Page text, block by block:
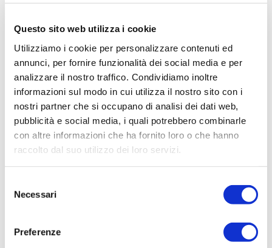
Questo sito web utilizza i cookie
Utilizziamo i cookie per personalizzare contenuti ed
annunci, per fornire funzionalità dei social media e per
analizzare il nostro traffico. Condividiamo inoltre
informazioni sul modo in cui utilizza il nostro sito con i
nostri partner che si occupano di analisi dei dati web,
pubblicità e social media, i quali potrebbero combinarle
con altre informazioni che ha fornito loro o che hanno
raccolto dal suo utilizzo dei loro servizi.
delNecessari
Preferenze
elevato livello di integrazione
Marco Greco
17:30L’integrazione tra edificio e impianto: il punto di vista
delle imprese
Sistemi di automatizzazione interconnessi integrazione fra
involucro edilizio, impianto di climatizzazione e sistemi di
monitoraggio intelligenti capaci di apprendere
(monitoraggio/analisi/ottimizzazione)